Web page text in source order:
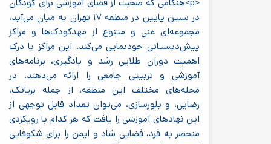
<p>هنگامی که صحبت از فضای آموزشی برای کودکان
در سنین پایین در منطقه ۱۷ تهران به میان می‌آید،
مجموعه‌ای غنی و متنوع از مهدکودک‌ها و مراکز
پیش‌دبستانی خودنمایی می‌کند. این مراکز با درک
اهمیت دوران طلایی رشد و یادگیری، برنامه‌های
آموزشی و تربیتی جامعی را ارائه می‌دهند. در
محله‌های مختلف این منطقه، از جمله بریانک،
رضایی، و بلورسازی، می‌توان تعداد قابل توجهی از
این نهادهای آموزشی را یافت که هر کدام با رویکردی
منحصر به فرد، فضایی شاد و ایمن را برای شکوفایی